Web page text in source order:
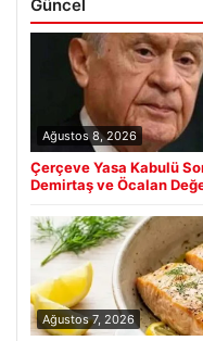
Güncel
Ağustos 8, 2026
Çerçeve Yasa Kabulü
Demirtaş ve Öcalan
Ağustos 7, 2026